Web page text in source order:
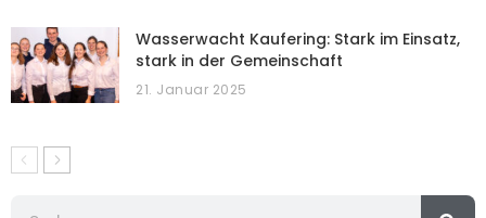
Wasserwacht Kaufering: Stark im Einsatz,
stark in der Gemeinschaft
21. Januar 2025